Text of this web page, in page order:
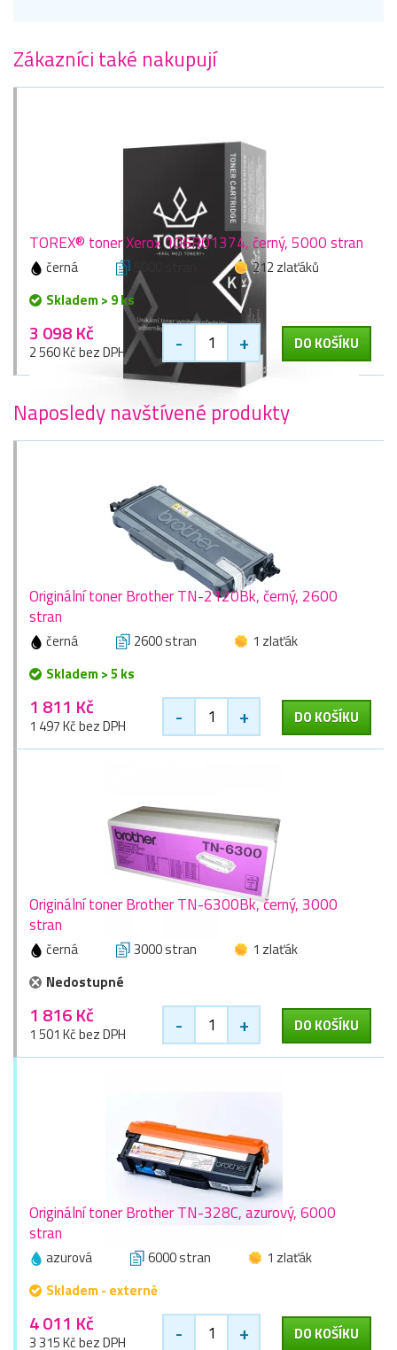
Zákazníci také nakupují
TOREX® toner Xerox 106R01374, černý, 5000 stran
černá 5000 stran
212 zlaťáků
Skladem > 9 ks
3 098 Kč
2 560 Kč bez DPH - + DO KOŠÍKU
Naposledy navštívené produkty
Originální toner Brother TN-2120Bk, černý, 2600
stran
černá 2600 stran
1 zlaťák
Skladem > 5 ks
1 811 Kč
1 497 Kč bez DPH - + DO KOŠÍKU
Originální toner Brother TN-6300Bk, černý, 3000
stran
černá 3000 stran
1 zlaťák
Nedostupné
1 816 Kč
1 501 Kč bez DPH - + DO KOŠÍKU
Originální toner Brother TN-328C, azurový, 6000
stran
azurová 6000 stran
1 zlaťák
Skladem - externě
4 011 Kč
3 315 Kč bez DPH - + DO KOŠÍKU